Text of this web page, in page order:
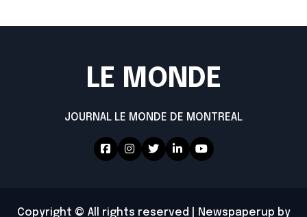
LE MONDE
JOURNAL LE MONDE DE MONTREAL
Copyright © All rights reserved Newspaperup by